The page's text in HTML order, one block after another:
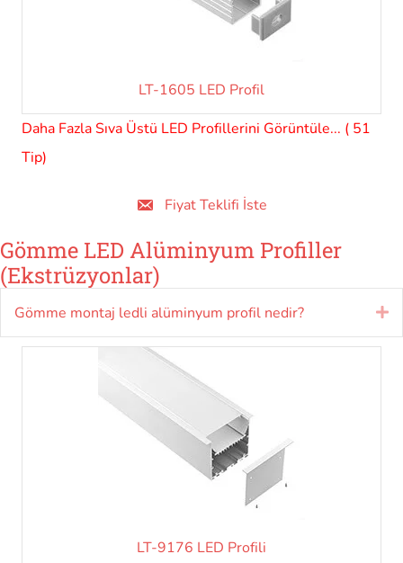
LT-1605 LED Profil
Daha Fazla Sıva Üstü LED Profillerini Görüntüle... ( 51
Tip)
Fiyat Teklifi İste
Gömme LED Alüminyum Profiller
(Ekstrüzyonlar)
Gömme montaj ledli alüminyum profil nedir?
LT-9176 LED Profili